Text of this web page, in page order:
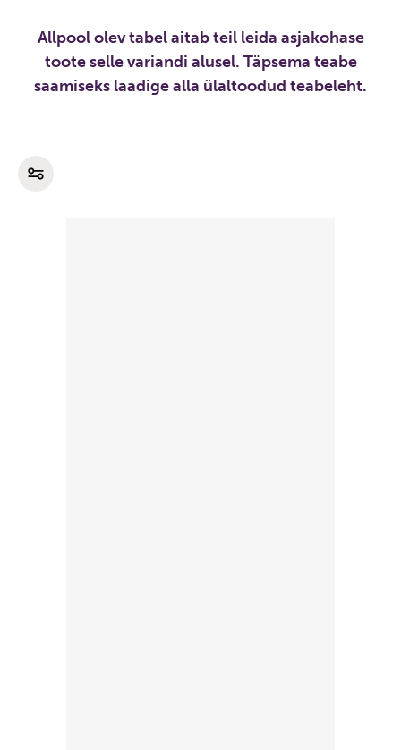
Allpool olev tabel aitab teil leida asjakohase
toote selle variandi alusel. Täpsema teabe
saamiseks laadige alla ülaltoodud teabeleht.